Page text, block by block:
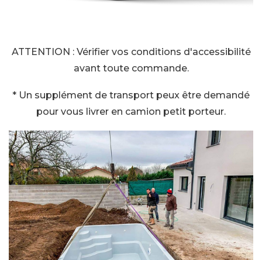
ATTENTION : Vérifier vos conditions d'accessibilité
avant toute commande.
* Un supplément de transport peux être demandé
pour vous livrer en camion petit porteur.